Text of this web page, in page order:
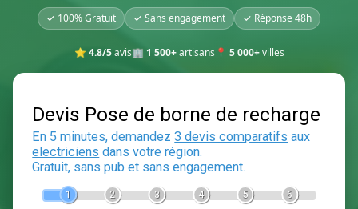
✓ 100% Gratuit ✓ Sans engagement ✓ Réponse 48h
⭐ 4.8/5avis🏢 1 500+artisans 📍 5 000+villes
Devis Pose de borne de